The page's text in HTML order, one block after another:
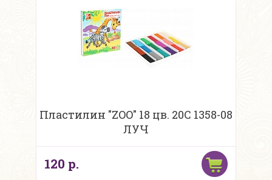
Пластилин "ZOO" 18 цв. 20С 1358-08
ЛУЧ
120 р.